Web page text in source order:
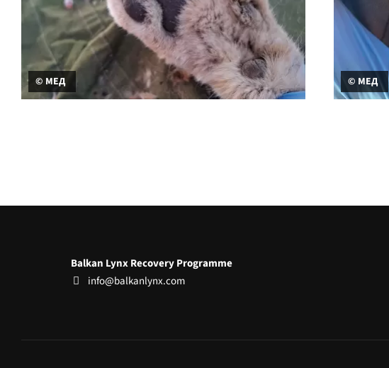
© МЕД © МЕД
Balkan Lynx Recovery Programme
info@balkanlynx.com